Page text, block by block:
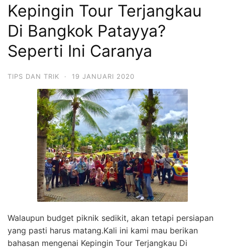
Kepingin Tour Terjangkau
Di Bangkok Patayya?
Seperti Ini Caranya
TIPS DAN TRIK · 19 JANUARI 2020
Walaupun budget piknik sedikit, akan tetapi persiapan
yang pasti harus matang.Kali ini kami mau berikan
bahasan mengenai Kepingin Tour Terjangkau Di